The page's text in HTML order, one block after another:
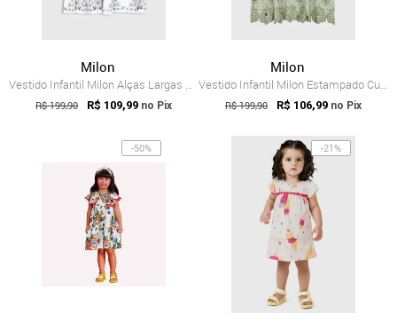
Milon
Vestido Infantil Milon Alças Largas Bord...
R$ 199,90 R$ 109,99 no Pix
Milon
Vestido Infantil Milon Estampado Curto Verde
R$ 199,90 R$ 106,99 no Pix
-50% -21%